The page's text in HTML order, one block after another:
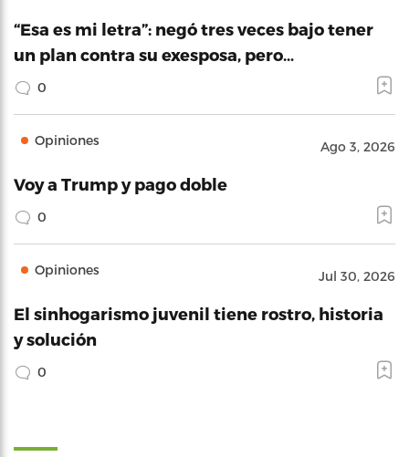
“Esa es mi letra”: negó tres veces bajo tener
un plan contra su exesposa, pero…
0
Opiniones Ago 3, 2026
Voy a Trump y pago doble
0
Opiniones Jul 30, 2026
El sinhogarismo juvenil tiene rostro, historia
y solución
0